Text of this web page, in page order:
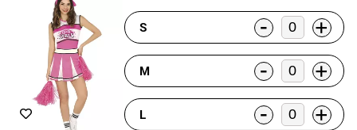
S - +
M - +
L - +